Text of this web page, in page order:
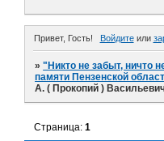
Привет, Гость! Войдитеили
»"Никто не забыт, ничто
памяти Пензенской
А. ( Прокопий )
Страница:1